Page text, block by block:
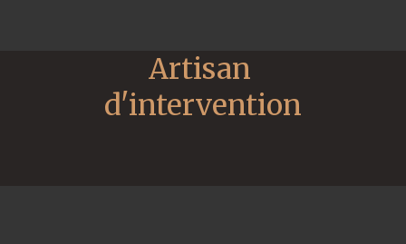
Artisan
d'intervention